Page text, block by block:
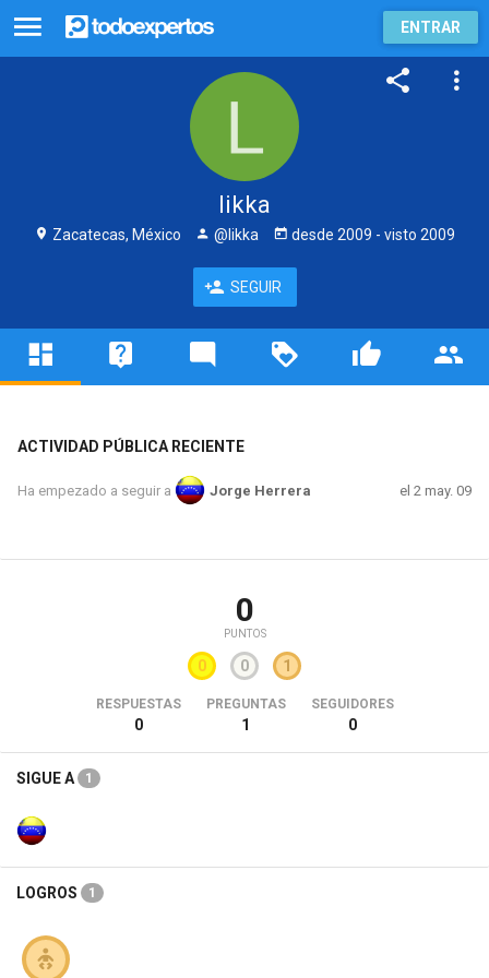
ENTRAR
likka
Zacatecas, México @likka desde 2009 - visto 2009
SEGUIR
ACTIVIDAD PÚBLICA RECIENTE
Ha empezado a seguir a Jorge Herrera el 2 may. 09
0
PUNTOS
0 0 1
RESPUESTAS
0
PREGUNTAS
1
SEGUIDORES
0
SIGUE A 1
LOGROS 1